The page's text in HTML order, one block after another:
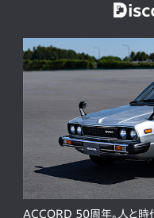
ACCORD 50周年。人と時